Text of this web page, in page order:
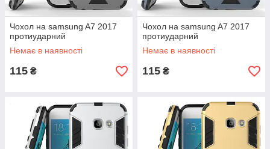
Чохол на samsung A7 2017
протиударний
Немає в наявності
115 ₴
Чохол на samsung A7 2017
протиударний
Немає в наявності
115 ₴